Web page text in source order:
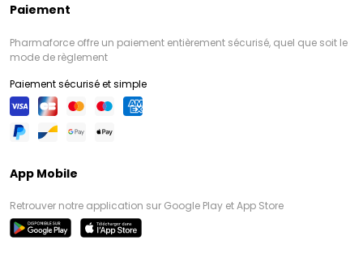
Paiement
Pharmaforce offre un paiement entièrement sécurisé, quel que soit le
mode de règlement
Paiement sécurisé et simple
App Mobile
Retrouver notre application sur Google Play et App Store